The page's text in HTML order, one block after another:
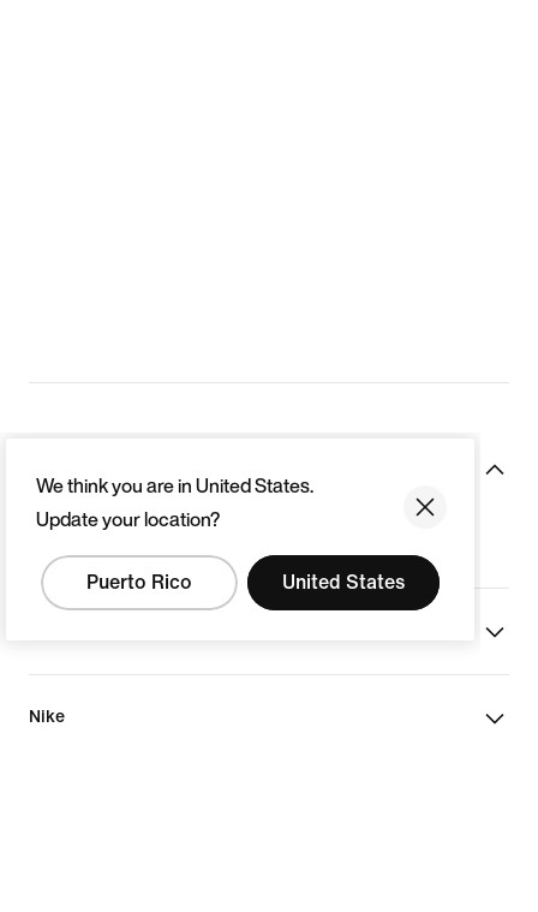
We think you are in United States.
Update your location?
Puerto Rico United States
Buscar Tienda
Nike